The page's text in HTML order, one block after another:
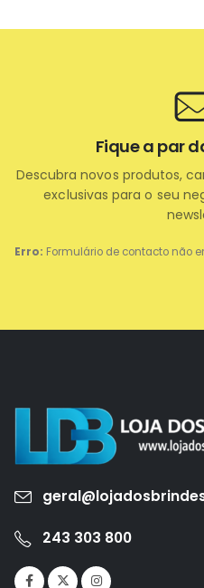
Erro: Formulário de contacto não
Fique a par
Descubra novos produtos,
exclusivas para o seu
243 303 800